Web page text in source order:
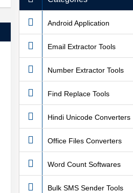
Android Application
Email Extractor Tools
Number Extractor Tools
Find Replace Tools
Hindi Unicode Converters
Office Files Converters
Word Count Softwares
Bulk SMS Sender Tools